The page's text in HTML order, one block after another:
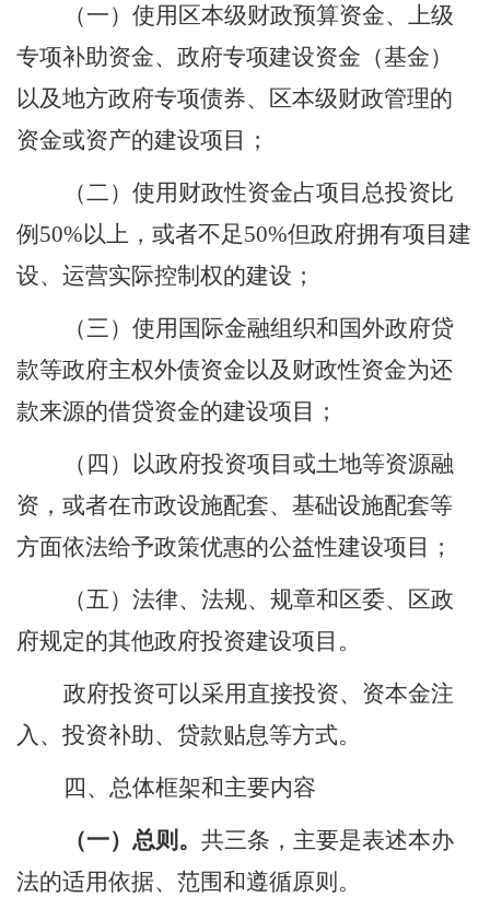
（一）使用区本级财政预算资金、上级
专项补助资金、政府专项建设资金（基金）
以及地方政府专项债券、区本级财政管理的
资金或资产的建设项目；
（二）使用财政性资金占项目总投资比
例 50%以上，或者不足50%但政府拥有项目建
设、运营实际控制权的建设；
（三）使用国际金融组织和国外政府贷
款等政府主权外债资金以及财政性资金为还
款来源的借贷资金的建设项目；
（四）以政府投资项目或土地等资源融
资，或者在市政设施配套、基础设施配套等
方面依法给予政策优惠的公益性建设项目；
（五）法律、法规、规章和区委、区政
府规定的其他政府投资建设项目。
政府投资可以采用直接投资、资本金注
入、投资补助、贷款贴息等方式。
四、 总体框架和主要内容
（一）总则。 共三条，主要是表述本办
法的适用依据、范围和遵循原则 。